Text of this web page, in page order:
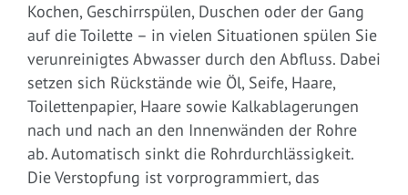
Kochen, Geschirrspülen, Duschen oder der Gang
auf die Toilette – in vielen Situationen spülen Sie
verunreinigtes Abwasser durch den Abfluss. Dabei
setzen sich Rückstände wie Öl, Seife, Haare,
Toilettenpapier, Haare sowie Kalkablagerungen
nach und nach an den Innenwänden der Rohre
ab. Automatisch sinkt die Rohrdurchlässigkeit.
Die Verstopfung ist vorprogrammiert, das